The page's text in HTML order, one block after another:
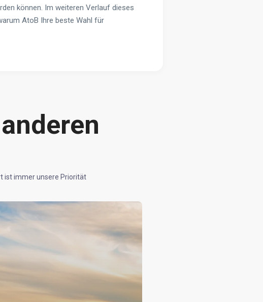
können. Im weiteren Verlauf dieses
AtoB Ihre beste Wahl für
ist immer unsere Priorität